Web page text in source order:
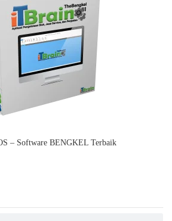
– Software BENGKEL Terbaik